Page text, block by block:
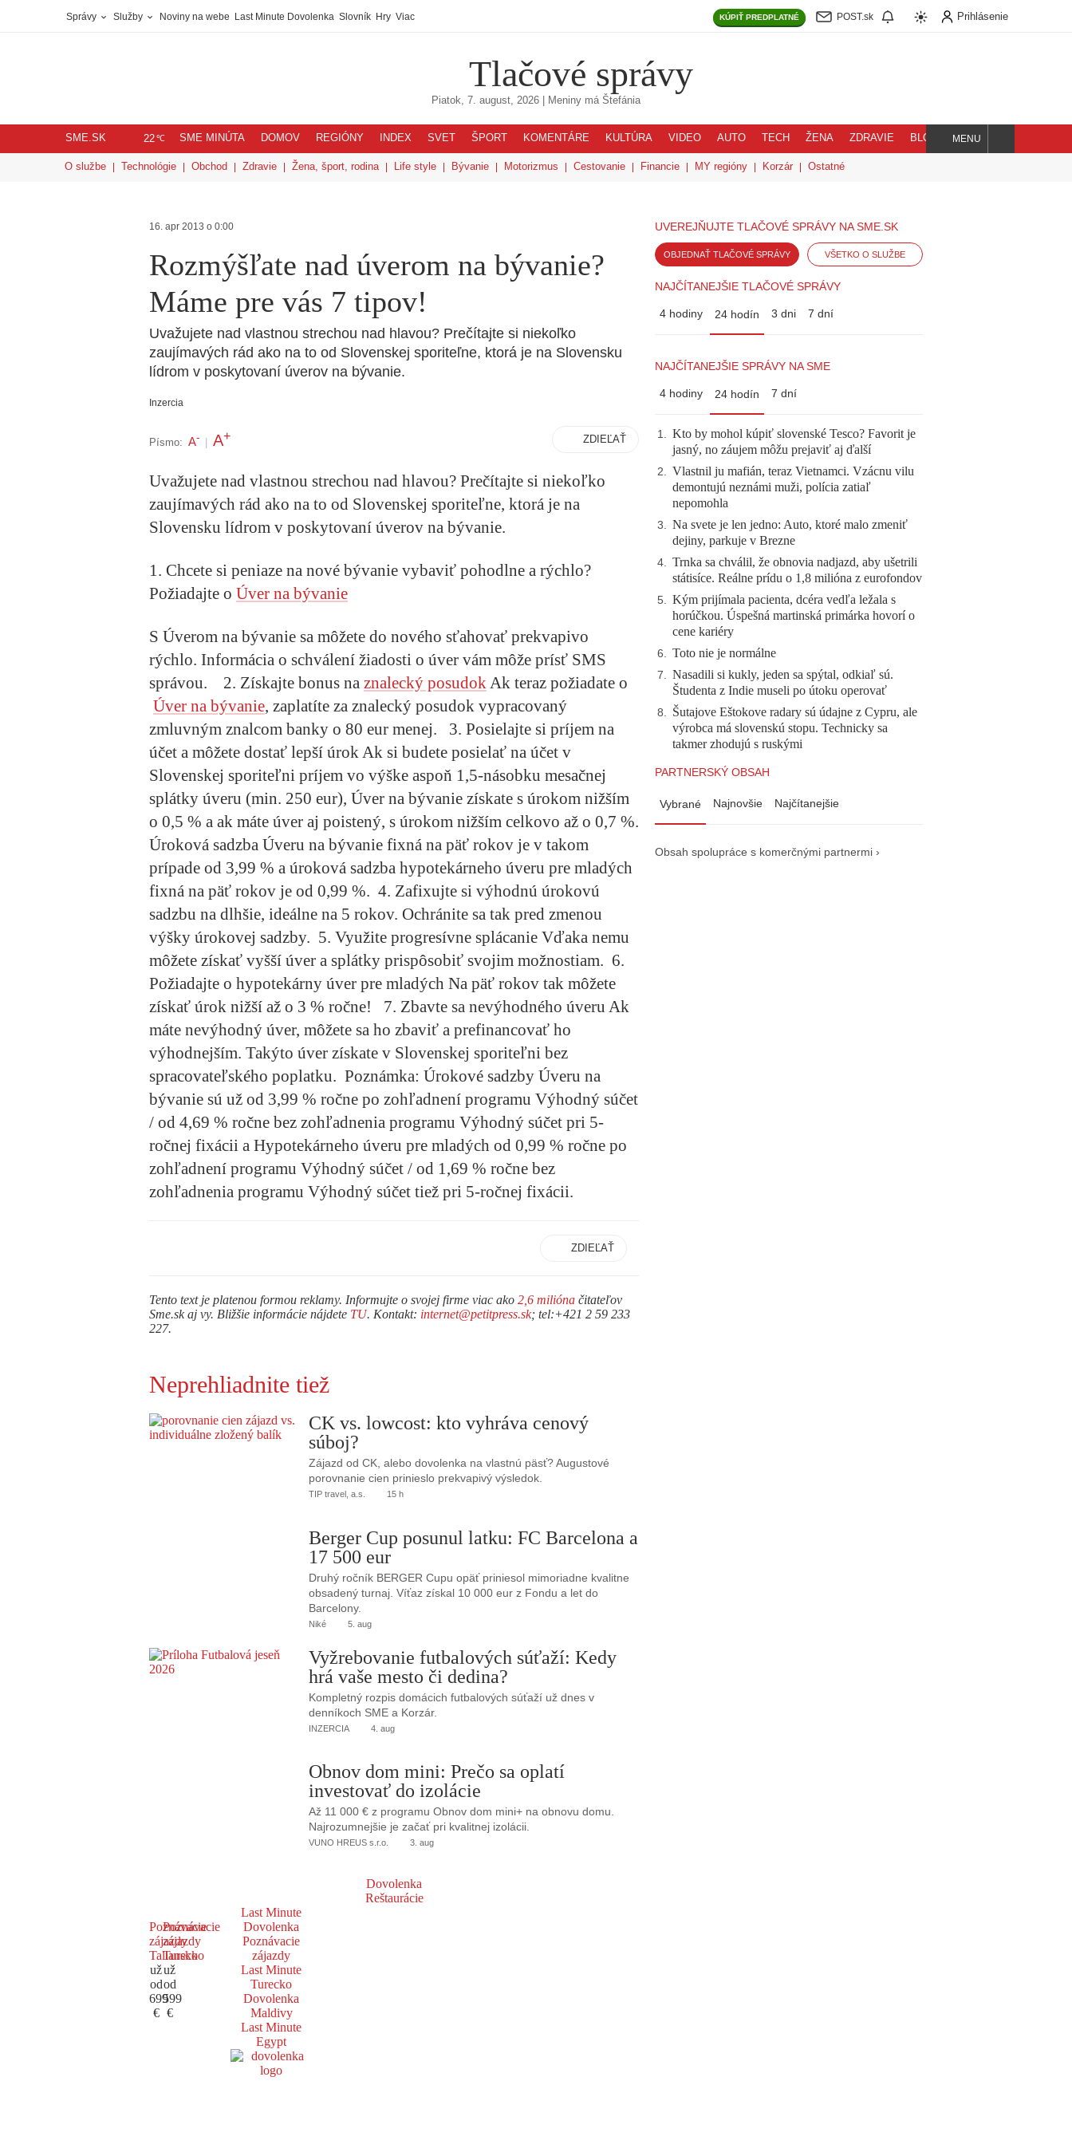
Správy Služby Noviny na webe Last Minute Dovolenka Slovník Hry Viac KÚPIŤ PREDPLATNÉ POST.sk Prihlásenie
Tlačové správy
Piatok, 7. august, 2026 | Meniny má Štefánia
SME.SK 22℃ SME MINÚTA DOMOV REGIÓNY INDEX SVET ŠPORT KOMENTÁRE KULTÚRA VIDEO AUTO TECH ŽENA ZDRAVIE BLOG
Hľadaj
MENU
O službe Technológie Obchod Zdravie Žena, šport, rodina Life style Bývanie Motorizmus Cestovanie Financie MY regióny Korzár Ostatné
16. apr 2013 o 0:00
Rozmýšľate nad úverom na bývanie?
Máme pre vás 7 tipov!
Uvažujete nad vlastnou strechou nad hlavou? Prečítajte si niekoľko
zaujímavých rád ako na to od Slovenskej sporiteľne, ktorá je na Slovensku
lídrom v poskytovaní úverov na bývanie.
Inzercia
Písmo: A- A+ ZDIEĽAŤ
Uvažujete nad vlastnou strechou nad hlavou? Prečítajte si niekoľko
zaujímavých rád ako na to od Slovenskej sporiteľne, ktorá je na
Slovensku lídrom v poskytovaní úverov na bývanie.
1. Chcete si peniaze na nové bývanie vybaviť pohodlne a rýchlo?
Požiadajte o Úver na bývanie
S Úverom na bývanie sa môžete do nového sťahovať prekvapivo
rýchlo. Informácia o schválení žiadosti o úver vám môže prísť SMS
správou. 2. Získajte bonus na znalecký posudokAk teraz požiadate o
Úver na bývanie, zaplatíte za znalecký posudok vypracovaný
zmluvným znalcom banky o 80 eur menej. 3. Posielajte si príjem na
účet a môžete dostať lepší úrokAk si budete posielať na účet v
Slovenskej sporiteľni príjem vo výške aspoň 1,5-násobku mesačnej
splátky úveru (min. 250 eur), Úver na bývanie získate s úrokom nižším
o 0,5 % a ak máte úver aj poistený, s úrokom nižším celkovo až o 0,7 %.
Úroková sadzba Úveru na bývanie fixná na päť rokov je v takom
prípade od 3,99 % a úroková sadzba hypotekárneho úveru pre mladých
fixná na päť rokov je od 0,99 %. 4. Zafixujte si výhodnú úrokovú
sadzbu na dlhšie, ideálne na 5 rokov. Ochránite sa tak pred zmenou
výšky úrokovej sadzby. 5. Využite progresívne splácanie Vďaka nemu
môžete získať vyšší úver a splátky prispôsobiť svojim možnostiam. 6.
Požiadajte o hypotekárny úver pre mladých Na päť rokov tak môžete
získať úrok nižší až o 3 % ročne! 7. Zbavte sa nevýhodného úveru Ak
máte nevýhodný úver, môžete sa ho zbaviť a prefinancovať ho
výhodnejším. Takýto úver získate v Slovenskej sporiteľni bez
spracovateľského poplatku. Poznámka: Úrokové sadzby Úveru na
bývanie sú už od 3,99 % ročne po zohľadnení programu Výhodný súčet
/ od 4,69 % ročne bez zohľadnenia programu Výhodný súčet pri 5-
ročnej fixácii a Hypotekárneho úveru pre mladých od 0,99 % ročne po
zohľadnení programu Výhodný súčet / od 1,69 % ročne bez
zohľadnenia programu Výhodný súčet tiež pri 5-ročnej fixácii.
ZDIEĽAŤ
Tento text je platenou formou reklamy. Informujte o svojej firme viac ako 2,6 milióna čitateľov
Sme.sk aj vy. Bližšie informácie nájdete TU. Kontakt: internet@petitpress.sk; tel:+421 2 59 233
227.
UVEREJŇUJTE TLAČOVÉ SPRÁVY NA SME.SK
OBJEDNAŤ TLAČOVÉ SPRÁVY VŠETKO O SLUŽBE
NAJČÍTANEJŠIE TLAČOVÉ SPRÁVY
4 hodiny 24 hodín 3 dni 7 dní
NAJČÍTANEJŠIE SPRÁVY NA SME
4 hodiny 24 hodín 7 dní
1. Kto by mohol kúpiť slovenské Tesco? Favorit je
jasný, no záujem môžu prejaviť aj ďalší
2. Vlastnil ju mafián, teraz Vietnamci. Vzácnu vilu
demontujú neznámi muži, polícia zatiaľ
nepomohla
3. Na svete je len jedno: Auto, ktoré malo zmeniť
dejiny, parkuje v Brezne
4. Trnka sa chválil, že obnovia nadjazd, aby ušetrili
státisíce. Reálne prídu o 1,8 milióna z eurofondov
5. Kým prijímala pacienta, dcéra vedľa ležala s
horúčkou. Úspešná martinská primárka hovorí o
cene kariéry
6. Toto nie je normálne
7. Nasadili si kukly, jeden sa spýtal, odkiaľ sú.
Študenta z Indie museli po útoku operovať
8. Šutajove Eštokove radary sú údajne z Cypru, ale
výrobca má slovenskú stopu. Technicky sa
takmer zhodujú s ruskými
PARTNERSKÝ OBSAH
Vybrané Najnovšie Najčítanejšie
Obsah spolupráce s komerčnými partnermi ›
Neprehliadnite tiež
CK vs. lowcost: kto vyhráva cenový
súboj?
Zájazd od CK, alebo dovolenka na vlastnú päsť? Augustové
porovnanie cien prinieslo prekvapivý výsledok.
TIP travel, a.s. 15 h
Berger Cup posunul latku: FC Barcelona a
17 500 eur
Druhý ročník BERGER Cupu opäť priniesol mimoriadne kvalitne
obsadený turnaj. Víťaz získal 10 000 eur z Fondu a let do
Barcelony.
Niké 5. aug
Vyžrebovanie futbalových súťaží: Kedy
hrá vaše mesto či dedina?
Kompletný rozpis domácich futbalových súťaží už dnes v
denníkoch SME a Korzár.
INZERCIA 4. aug
Obnov dom mini: Prečo sa oplatí
investovať do izolácie
Až 11 000 € z programu Obnov dom mini+ na obnovu domu.
Najrozumnejšie je začať pri kvalitnej izolácii.
VUNO HREUS s.r.o. 3. aug
Dovolenka
Reštaurácie
Poznávacie
zájazdy
Taliansko
už
od
699
€
Poznávacie
zájazdy
Turecko
už
od
599
€
Last Minute
Dovolenka
Poznávacie
zájazdy
Last Minute
Turecko
Dovolenka
Maldivy
Last Minute
Egypt